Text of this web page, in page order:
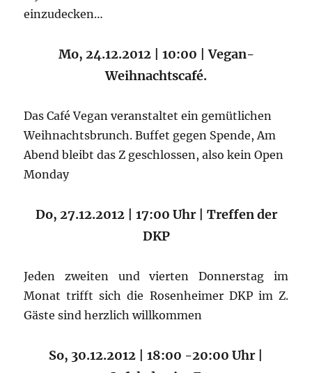
einzudecken…
Mo, 24.12.2012 | 10:00 | Vegan-
Weihnachtscafé.
Das Café Vegan veranstaltet ein gemütlichen
Weihnachtsbrunch. Buffet gegen Spende, Am
Abend bleibt das Z geschlossen, also kein Open
Monday
Do, 27.12.2012 | 17:00 Uhr | Treffen der
DKP
Jeden zweiten und vierten Donnerstag im
Monat trifft sich die Rosenheimer DKP im Z.
Gäste sind herzlich willkommen
So, 30.12.2012 | 18:00 -20:00 Uhr |